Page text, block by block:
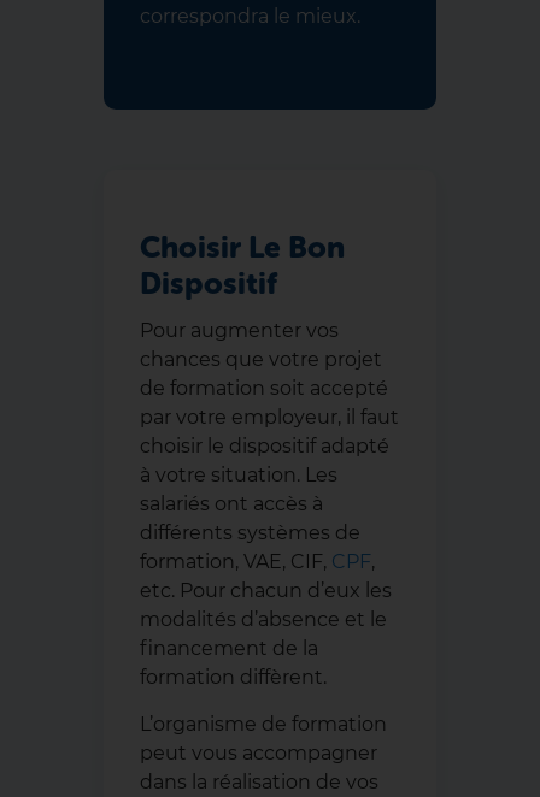
correspondra le mieux.
Choisir Le Bon
Dispositif
Pour augmenter vos
chances que votre projet
de formation soit accepté
par votre employeur, il faut
choisir le dispositif adapté
à votre situation. Les
salariés ont accès à
différents systèmes de
formation, VAE, CIF, CPF,
etc. Pour chacun d’eux les
modalités d’absence et le
financement de la
formation diffèrent.
L’organisme de formation
peut vous accompagner
dans la réalisation de vos